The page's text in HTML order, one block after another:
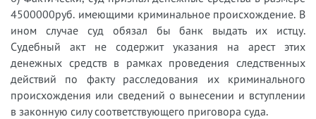
4500000руб. имеющими криминальное происхождение. В
ином случае суд обязал бы банк выдать их истцу.
Судебный акт не содержит указания на арест этих
денежных средств в рамках проведения следственных
действий по факту расследования их криминального
происхождения или сведений о вынесении и вступлении
в законную силу соответствующего приговора суда.